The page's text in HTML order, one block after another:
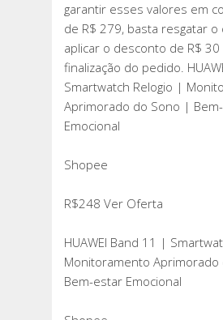
garantir esses valores em
de R$ 279, basta resgatar o
aplicar o desconto de R$ 30
finalização do pedido.
Smartwatch Relogio |
Aprimorado do Sono |
Emocional
Shopee
R$248 Ver Oferta
HUAWEI Band 11 |
Monitoramento Aprimorado
Bem-estar Emocional